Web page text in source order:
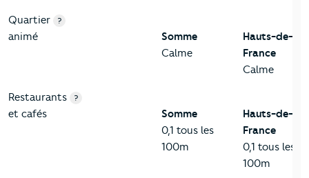
Quartier
animé
?
Somme
Calme
Hauts-de-
France
Calme
Restaurants
et cafés
?
Somme
0,1 tous les
100m
Hauts-de-
France
0,1 tous les
100m